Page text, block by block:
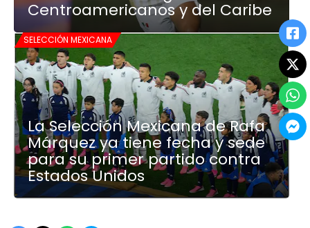
Centroamericanos y del Caribe
SELECCIÓN MEXICANA
La Selección Mexicana de Rafa
Márquez ya tiene fecha y sede
para su primer partido contra
Estados Unidos